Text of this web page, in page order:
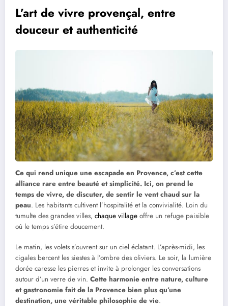
L’art de vivre provençal, entre
douceur et authenticité
Ce qui rend unique une escapade en Provence, c’est cette
alliance rare entre beauté et simplicité. Ici, on prend le
temps de vivre, de discuter, de sentir le vent chaud sur la
peau. Les habitants cultivent l’hospitalité et la convivialité. Loin du
tumulte des grandes villes, chaque village offre un refuge paisible
où le temps s’étire doucement.
Le matin, les volets s’ouvrent sur un ciel éclatant. L’après-midi, les
cigales bercent les siestes à l’ombre des oliviers. Le soir, la lumière
dorée caresse les pierres et invite à prolonger les conversations
autour d’un verre de vin. Cette harmonie entre nature, culture
et gastronomie fait de la Provence bien plus qu’une
destination, une véritable philosophie de vie.